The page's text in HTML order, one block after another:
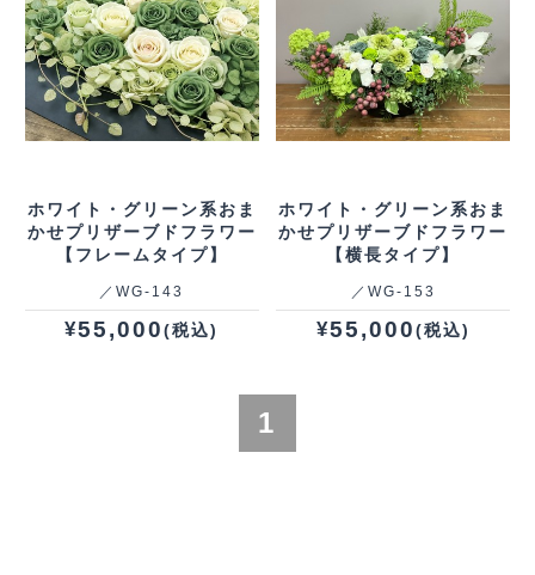
ホワイト・グリーン系おま
かせプリザーブドフラワー
【フレームタイプ】
／WG‐143
¥55,000(税込)
ホワイト・グリーン系おま
かせプリザーブドフラワー
【横長タイプ】
／WG‐153
¥55,000(税込)
1